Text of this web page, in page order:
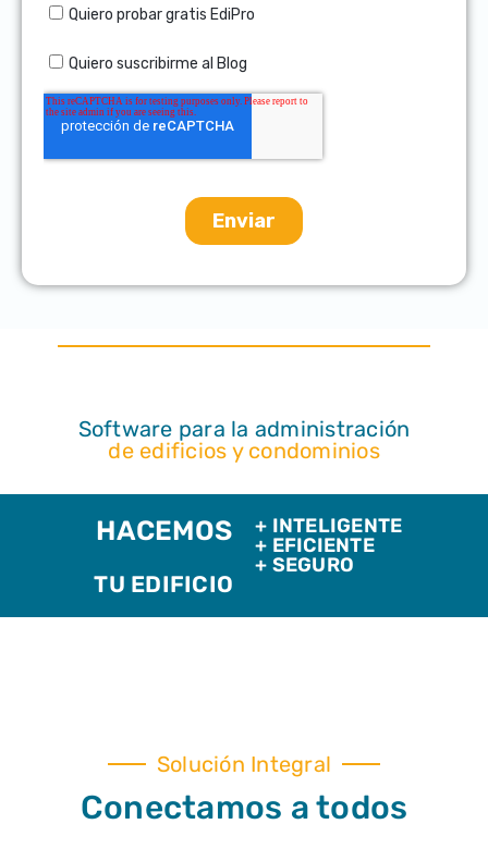
Software para la administración
de edificios y condominios
HACEMOS
TU EDIFICIO
+ INTELIGENTE
+ EFICIENTE
+ SEGURO
Solución Integral
Conectamos a todos